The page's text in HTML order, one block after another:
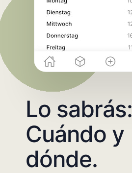
Lo sabrás:
Cuándo y
dónde.